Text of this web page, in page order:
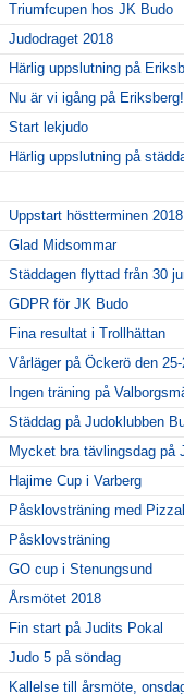
Triumfcupen hos JK Budo
Judodraget 2018
Härlig uppslutning på
Nu är vi igång på Eriksberg!
Start lekjudo
Härlig uppslutning på
Uppstart höstterminen 2018
Glad Midsommar
Städdagen flyttad från 30
GDPR för JK Budo
Fina resultat i Trollhättan
Vårläger på Öckerö den
Ingen träning på
Städdag på Judoklubben
Mycket bra tävlingsdag på
Hajime Cup i Varberg
Påsklovsträning med
Påsklovsträning
GO cup i Stenungsund
Årsmötet 2018
Fin start på Judits Pokal
Judo 5 på söndag
Kallelse till årsmöte,